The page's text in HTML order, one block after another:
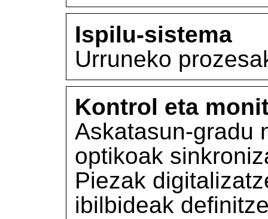
Ispilu-sistema
Urruneko
Kontrol eta
Askatasun-gradu
optikoak
Piezak
ibilbideak